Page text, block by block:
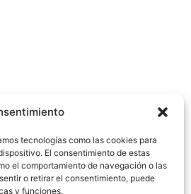
tecnologías como las cookies para
El consentimiento de estas
el comportamiento de navegación o las
o retirar el consentimiento, puede
y funciones.